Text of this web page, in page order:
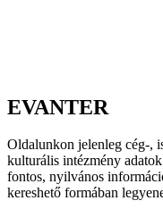
EVANTER
Oldalunkon jelenleg cég-,
kulturális intézmény
fontos, nyilvános
kereshető formában